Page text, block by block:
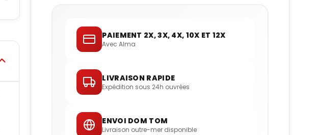
PAIEMENT 2X, 3X, 4X, 10X ET 12X
Avec Alma
LIVRAISON RAPIDE
Expédition sous 24h ouvrées
ENVOI DOM TOM
Livraison outre-mer disponible